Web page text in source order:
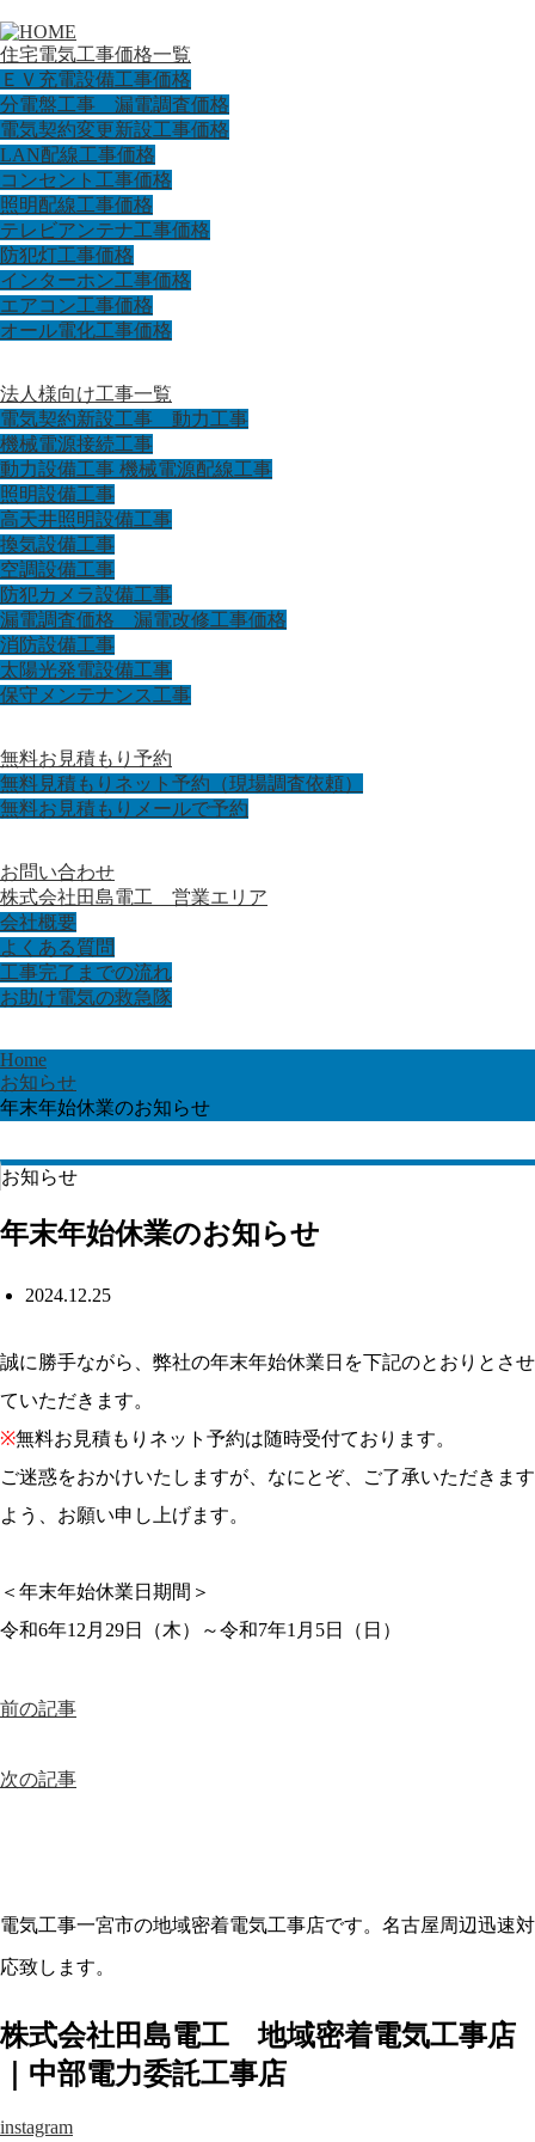
住宅電気工事価格一覧
ＥＶ充電設備工事価格
分電盤工事 漏電調査価格
電気契約変更新設工事価格
LAN配線工事価格
コンセント工事価格
照明配線工事価格
テレビアンテナ工事価格
防犯灯工事価格
インターホン工事価格
エアコン工事価格
オール電化工事価格
法人様向け工事一覧
電気契約新設工事 動力工事
機械電源接続工事
動力設備工事 機械電源配線工事
照明設備工事
高天井照明設備工事
換気設備工事
空調設備工事
防犯カメラ設備工事
漏電調査価格 漏電改修工事価格
消防設備工事
太陽光発電設備工事
保守メンテナンス工事
無料お見積もり予約
無料見積もりネット予約（現場調査依頼）
無料お見積もりメールで予約
お問い合わせ
株式会社田島電工 営業エリア
会社概要
よくある質問
工事完了までの流れ
お助け電気の救急隊
Home
お知らせ
年末年始休業のお知らせ
お知らせ
年末年始休業のお知らせ
2024.12.25
誠に勝手ながら、弊社の年末年始休業日を下記のとおりとさせ
ていただきます。
※無料お見積もりネット予約は随時受付ております。
ご迷惑をおかけいたしますが、なにとぞ、ご了承いただきます
よう、お願い申し上げます。
＜年末年始休業日期間＞
令和6年12月29日（木）～令和7年1月5日（日）
前の記事
次の記事
電気工事一宮市の地域密着電気工事店です。名古屋周辺迅速対
応致します。
株式会社田島電工 地域密着電気工事店
｜中部電力委託工事店
instagram